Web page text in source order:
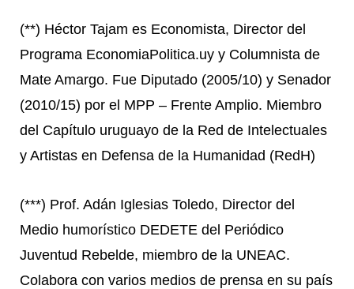
(**) Héctor Tajam es Economista, Director del
Programa EconomiaPolitica.uy y Columnista de
Mate Amargo. Fue Diputado (2005/10) y Senador
(2010/15) por el MPP – Frente Amplio. Miembro
del Capítulo uruguayo de la Red de Intelectuales
y Artistas en Defensa de la Humanidad (RedH)
(***) Prof. Adán Iglesias Toledo, Director del
Medio humorístico DEDETE del Periódico
Juventud Rebelde, miembro de la UNEAC.
Colabora con varios medios de prensa en su país